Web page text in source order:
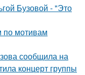
Бузовой - "Это
по мотивам
сообщила на
концерт группы